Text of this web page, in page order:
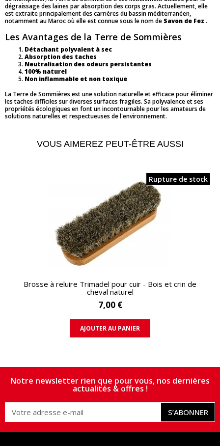
dégraissage des laines par absorption des corps gras. Actuellement, elle
est extraite principalement des carrières du bassin méditerranéen,
notamment au Maroc où elle est connue sous le nom de Savon de Fez .
Les Avantages de la Terre de Sommières
Détachant polyvalent à sec
Absorption des taches
Neutralisation des odeurs persistantes
100% naturel
Non inflammable et non toxique
La Terre de Sommières est une solution naturelle et efficace pour éliminer
les taches difficiles sur diverses surfaces fragiles. Sa polyvalence et ses
propriétés écologiques en font un incontournable pour les amateurs de
solutions naturelles et respectueuses de l'environnement.
VOUS AIMEREZ PEUT-ÊTRE AUSSI
APERÇU RAPIDE
Rupture de stock
Brosse à reluire Trimadel pour cuir - Bois et crin de
cheval naturel
7,00 €
AJOUTER AU PANIER
Notre newsletter rien que pour vous, nos dernières
actualités & offres !
S’ABONNER